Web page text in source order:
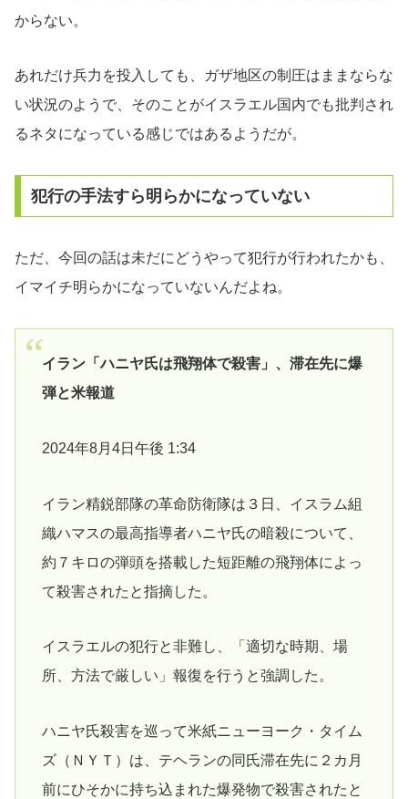
からない。
あれだけ兵力を投入しても、ガザ地区の制圧はままならな
い状況のようで、そのことがイスラエル国内でも批判され
るネタになっている感じではあるようだが。
犯行の手法すら明らかになっていない
ただ、今回の話は未だにどうやって犯行が行われたかも、
イマイチ明らかになっていないんだよね。
イラン「ハニヤ氏は飛翔体で殺害」、滞在先に爆
弾と米報道
2024年8月4日午後 1:34
イラン精鋭部隊の革命防衛隊は３日、イスラム組
織ハマスの最高指導者ハニヤ氏の暗殺について、
約７キロの弾頭を搭載した短距離の飛翔体によっ
て殺害されたと指摘した。
イスラエルの犯行と非難し、「適切な時期、場
所、方法で厳しい」報復を行うと強調した。
ハニヤ氏殺害を巡って米紙ニューヨーク・タイム
ズ（ＮＹＴ）は、テヘランの同氏滞在先に２カ月
前にひそかに持ち込まれた爆発物で殺害されたと